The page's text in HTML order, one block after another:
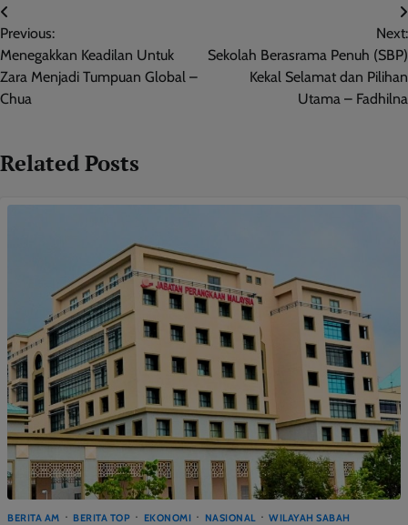
Post
navigation
Previous:
Menegakkan Keadilan Untuk
Zara Menjadi Tumpuan Global –
Chua
Next:
Sekolah Berasrama Penuh (SBP)
Kekal Selamat dan Pilihan
Utama – Fadhilna
Related Posts
BERITA AM BERITA TOP EKONOMI NASIONAL WILAYAH SABAH